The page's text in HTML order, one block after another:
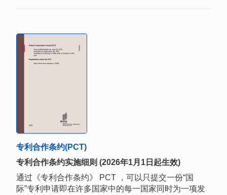
专利合作条约(PCT)
专利合作条约实施细则 (2026年1月1日起生效)
通过《专利合作条约》 PCT ，可以只提交一份“国
际”专利申请即在许多国家中的每一国家同时为一项发